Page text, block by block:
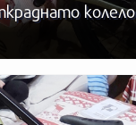
колело